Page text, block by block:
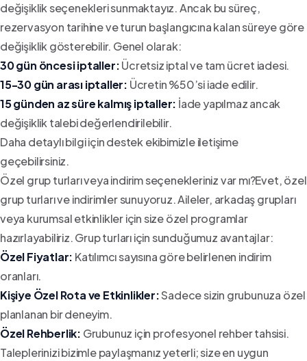
değişiklik seçenekleri sunmaktayız. Ancak bu süreç,
rezervasyon tarihine ve turun başlangıcına kalan süreye göre
değişiklik gösterebilir. Genel olarak:
30 gün öncesi iptaller:Ücretsiz iptal ve tam ücret iadesi.
15-30 gün arası iptaller: Ücretin %50’si iade edilir.
15 günden az süre kalmış iptaller: İade yapılmaz ancak
değişiklik talebi değerlendirilebilir.
Daha detaylı bilgi için destek ekibimizle iletişime
geçebilirsiniz.
Özel grup turları veya indirim seçenekleriniz var mı?Evet, özel
grup turları ve indirimler sunuyoruz. Aileler, arkadaş grupları
veya kurumsal etkinlikler için size özel programlar
hazırlayabiliriz. Grup turları için sunduğumuz avantajlar:
Özel Fiyatlar: Katılımcı sayısına göre belirlenen indirim
oranları.
Kişiye Özel Rota ve Etkinlikler:Sadece sizin grubunuza özel
planlanan bir deneyim.
Özel Rehberlik: Grubunuz için profesyonel rehber tahsisi.
Taleplerinizi bizimle paylaşmanız yeterli; size en uygun